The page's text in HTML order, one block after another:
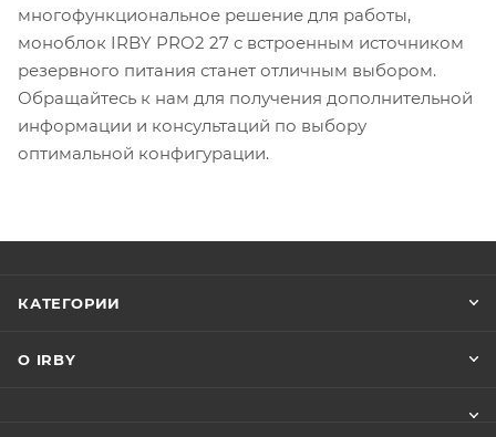
многофункциональное решение для работы,
моноблок IRBY PRO2 27 с встроенным источником
резервного питания станет отличным выбором.
Обращайтесь к нам для получения дополнительной
информации и консультаций по выбору
оптимальной конфигурации.
КАТЕГОРИИ
О IRBY